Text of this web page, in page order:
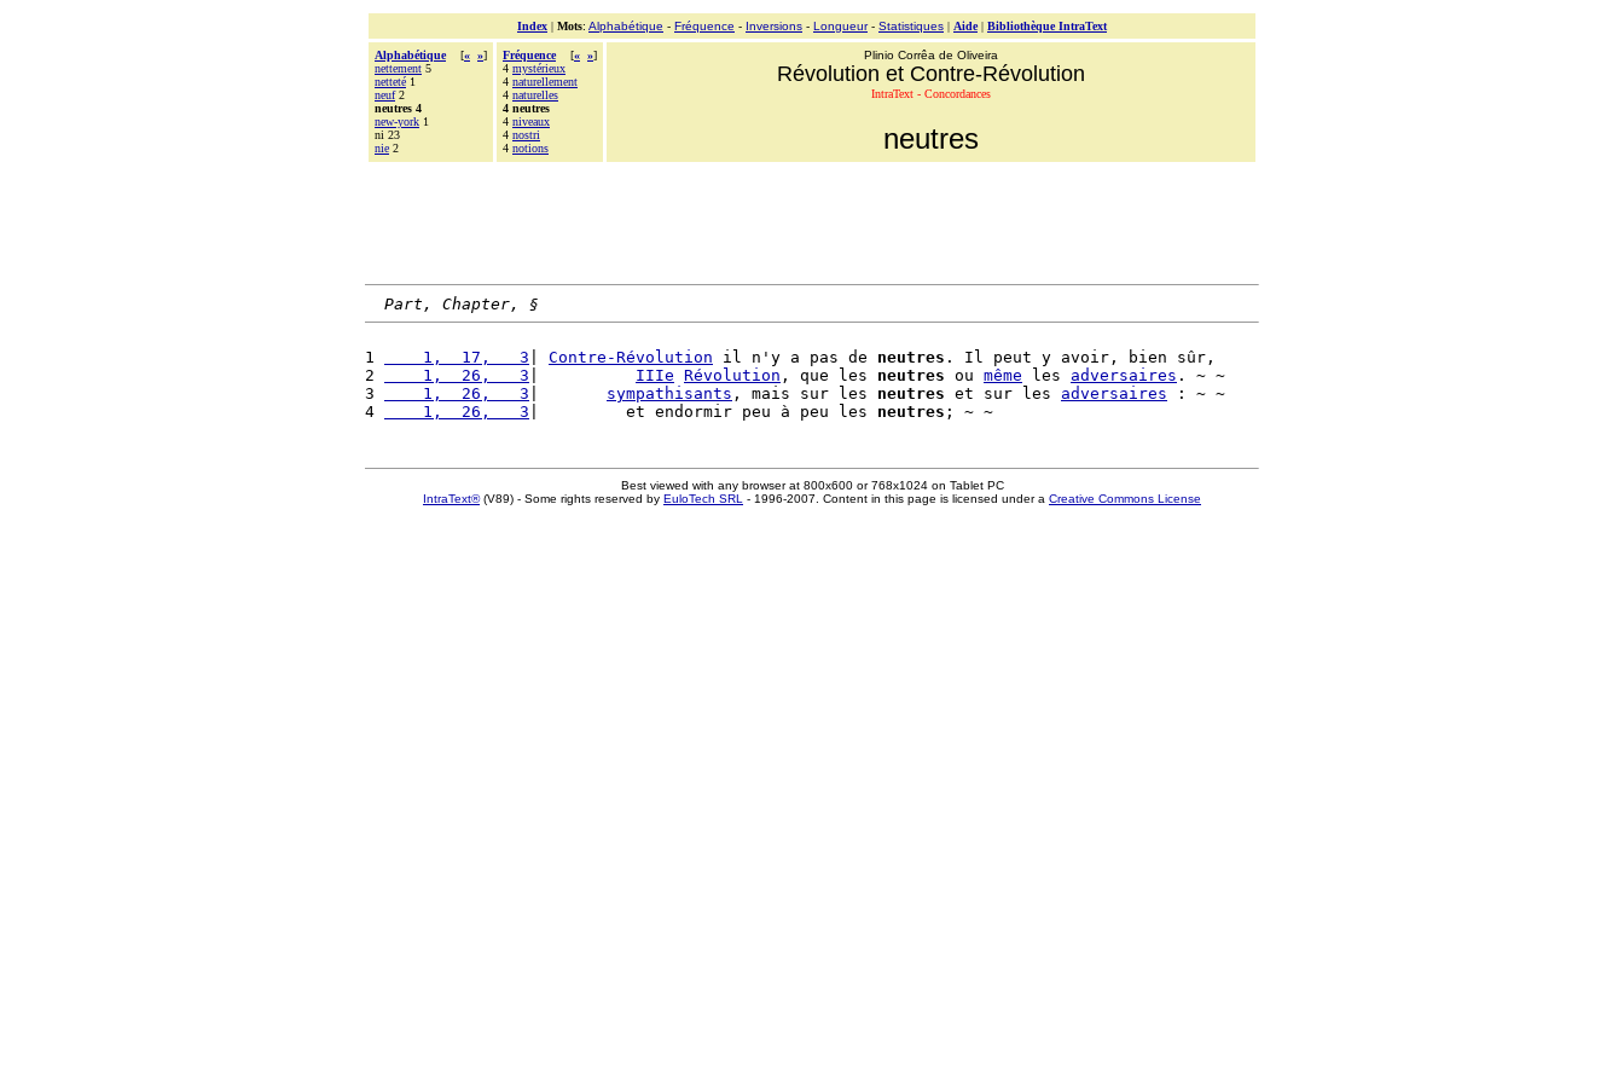
Index | Mots: Alphabétique - Fréquence - Inversions - Longueur- Statistiques | Aide| Bibliothèque IntraText
Alphabétique [« »]
nettement 5
netteté 1
neuf2
neutres 4
new-york 1
ni 23
nie 2
Fréquence [« »]
4 mystérieux
4 naturellement
4 naturelles
4 neutres
4 niveaux
4 nostri
4 notions
Plinio Corrêa de Oliveira
Révolution et Contre-Révolution
IntraText - Concordances
neutres
Part, Chapter, §
1
    1,  17,   3
Contre-Révolution il n'y a pas de neutres . Il peut y avoir, bien sûr,
2
    1,  26,   3
IIIe Révolution , que les neutres ou même les adversaires . ~ ~
3
    1,  26,   3
sympathisants , mais sur les neutres et sur les adversaires : ~ ~
4
    1,  26,   3
|         et endormir peu à peu les neutres
Best viewed with any browser at 800x600 or 768x1024 on Tablet PC
IntraText®(V89) - Some rights reserved by EuloTech SRL - 1996-2007. Content in this page is licensed under a Creative Commons License